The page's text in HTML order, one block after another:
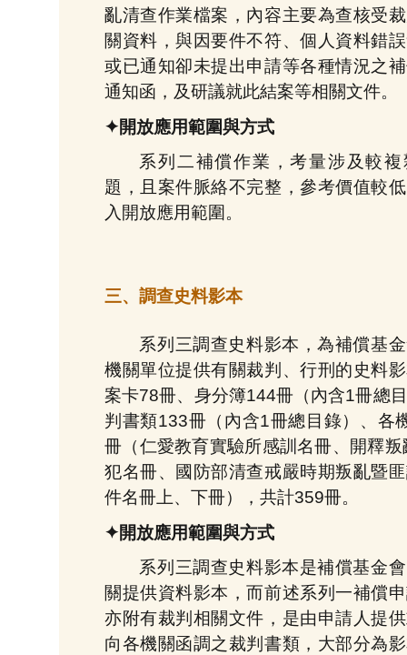
亂清查作業檔案，內容主要為查核受
關資料，與因要件不符、個人資料錯
或已通知卻未提出申請等各種情況之
通知函，及研議就此結案等相關文件。
✦開放應用範圍與方式
系列二補償作業，考量涉及較
題，且案件脈絡不完整，參考價值較
入開放應用範圍。
三、調查史料影本
系列三調查史料影本，為補償基
機關單位提供有關裁判、行刑的史料
案卡78冊、身分簿144冊（內含1冊總
判書類133冊（內含1冊總目錄）、各
冊（仁愛教育實驗所感訓名冊、開釋叛
犯名冊、國防部清查戒嚴時期叛亂暨
件名冊上、下冊），共計359冊。
✦開放應用範圍與方式
系列三調查史料影本是補償基金
關提供資料影本，而前述系列一補償
亦附有裁判相關文件，是由申請人提
向各機關函調之裁判書類，大部分為